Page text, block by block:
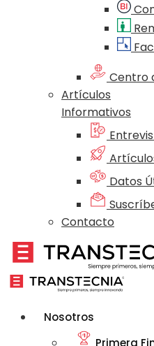
Centro
Artículos
Informativos
Datos
Contacto
Nosotros